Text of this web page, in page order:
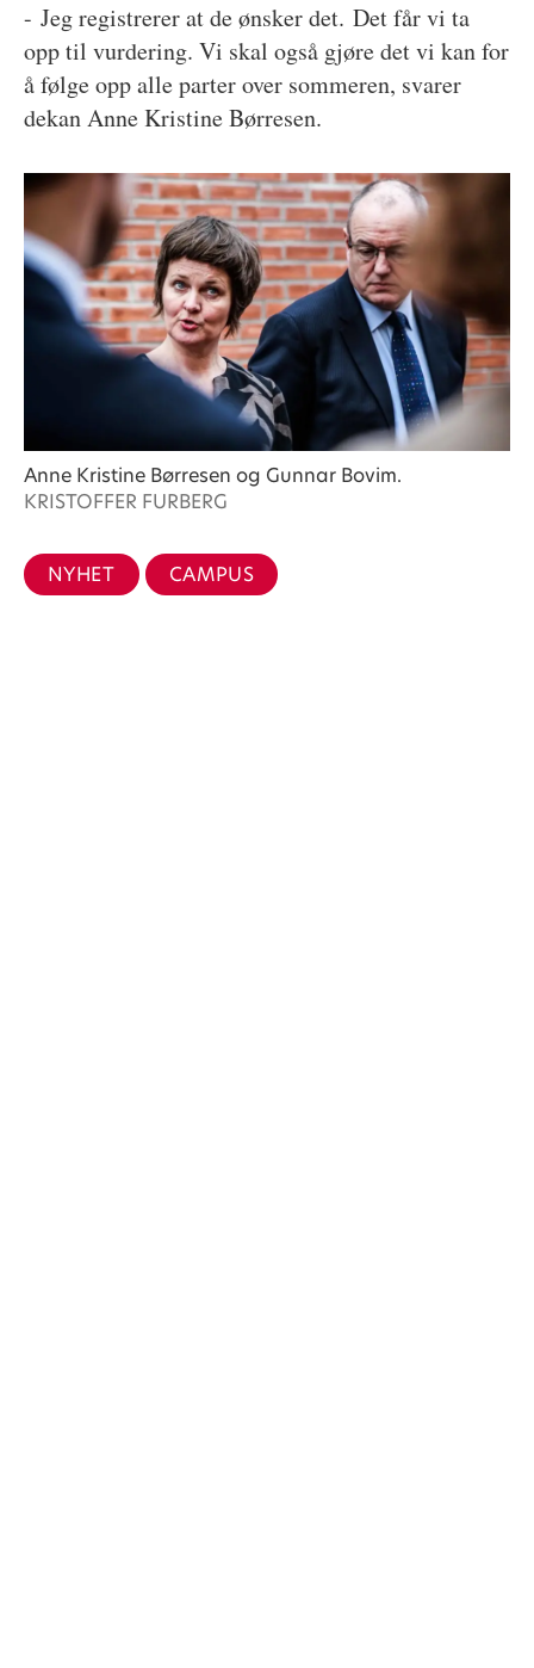
- Jeg registrerer at de ønsker det. Det får vi ta
opp til vurdering. Vi skal også gjøre det vi kan for
å følge opp alle parter over sommeren, svarer
dekan Anne Kristine Børresen.
Anne Kristine Børresen og Gunnar Bovim.
KRISTOFFER FURBERG
NYHET CAMPUS